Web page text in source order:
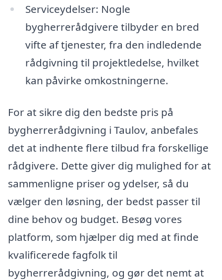
Serviceydelser: Nogle
bygherrerådgivere tilbyder en bred
vifte af tjenester, fra den indledende
rådgivning til projektledelse, hvilket
kan påvirke omkostningerne.
For at sikre dig den bedste pris på
bygherrerådgivning i Taulov, anbefales
det at indhente flere tilbud fra forskellige
rådgivere. Dette giver dig mulighed for at
sammenligne priser og ydelser, så du
vælger den løsning, der bedst passer til
dine behov og budget. Besøg vores
platform, som hjælper dig med at finde
kvalificerede fagfolk til
bygherrerådgivning, og gør det nemt at